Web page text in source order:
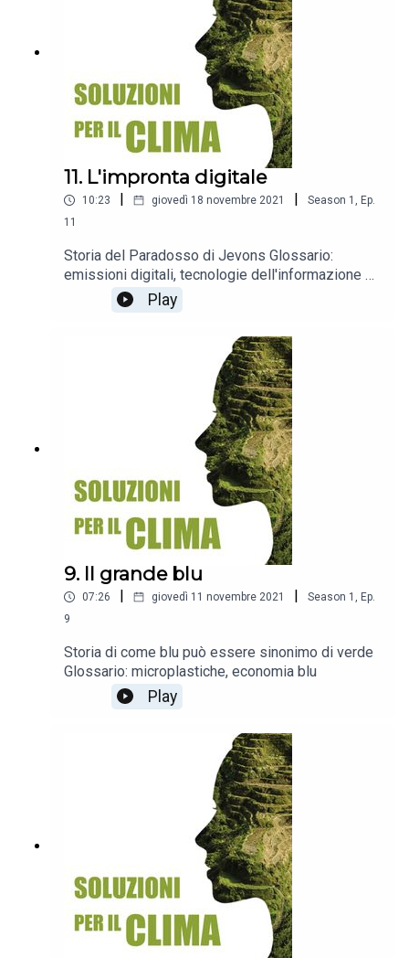
11. L'impronta digitale
10:23 | giovedì 18 novembre 2021 | Season 1 , Ep.
11
Storia del Paradosso di Jevons Glossario:
emissioni digitali, tecnologie dell'informazione e
della comunicazione (TIC), decarbonizzazione,
Paradosso di Jevons
Play
9. Il grande blu
07:26 | giovedì 11 novembre 2021 | Season 1 , Ep.
9
Storia di come blu può essere sinonimo di verde
Glossario: microplastiche, economia blu
Play